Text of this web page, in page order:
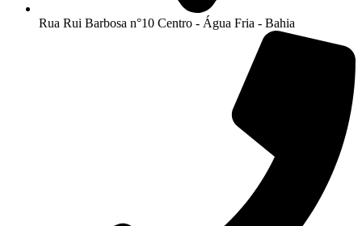
Rua Rui Barbosa n°10 Centro - Água Fria - Bahia